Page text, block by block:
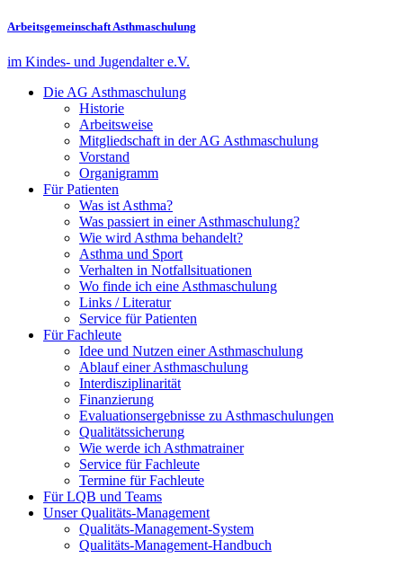
Arbeitsgemeinschaft Asthmaschulung
im Kindes- und Jugendalter e.V.
Die AG Asthmaschulung
Historie
Arbeitsweise
Mitgliedschaft in der AG Asthmaschulung
Vorstand
Organigramm
Für Patienten
Was ist Asthma?
Was passiert in einer Asthmaschulung?
Wie wird Asthma behandelt?
Asthma und Sport
Verhalten in Notfallsituationen
Wo finde ich eine Asthmaschulung
Links / Literatur
Service für Patienten
Für Fachleute
Idee und Nutzen einer Asthmaschulung
Ablauf einer Asthmaschulung
Interdisziplinarität
Finanzierung
Evaluationsergebnisse zu Asthmaschulungen
Qualitätssicherung
Wie werde ich Asthmatrainer
Service für Fachleute
Termine für Fachleute
Für LQB und Teams
Unser Qualitäts-Management
Qualitäts-Management-System
Qualitäts-Management-Handbuch